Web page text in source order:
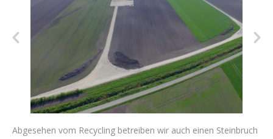
Abgesehen vom Recycling betreiben wir auch einen Steinbruch